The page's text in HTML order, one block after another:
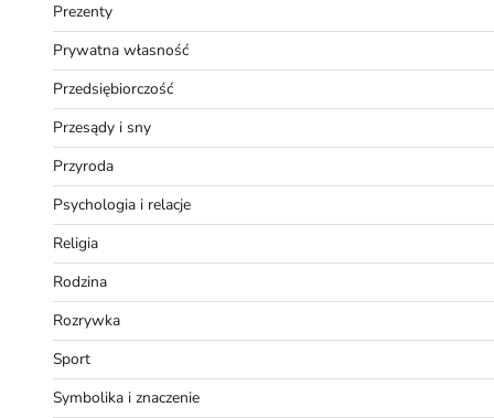
Prezenty
Prywatna własność
Przedsiębiorczość
Przesądy i sny
Przyroda
Psychologia i relacje
Religia
Rodzina
Rozrywka
Sport
Symbolika i znaczenie